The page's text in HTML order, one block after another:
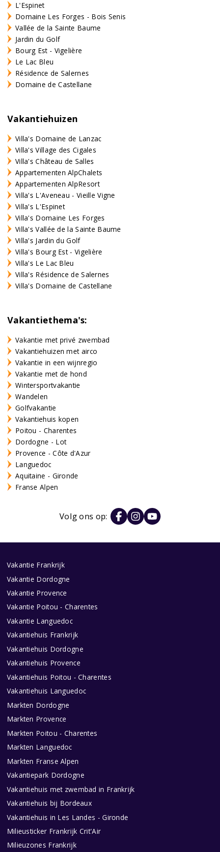
L'Espinet
Domaine Les Forges - Bois Senis
Vallée de la Sainte Baume
Jardin du Golf
Bourg Est - Vigelière
Le Lac Bleu
Résidence de Salernes
Domaine de Castellane
Vakantiehuizen
Villa's Domaine de Lanzac
Villa's Village des Cigales
Villa's Château de Salles
Appartementen AlpChalets
Appartementen AlpResort
Villa's L'Aveneau - Vieille Vigne
Villa's L'Espinet
Villa's Domaine Les Forges
Villa's Vallée de la Sainte Baume
Villa's Jardin du Golf
Villa's Bourg Est - Vigelière
Villa's Le Lac Bleu
Villa's Résidence de Salernes
Villa's Domaine de Castellane
Vakantiethema's:
Vakantie met privé zwembad
Vakantiehuizen met airco
Vakantie in een wijnregio
Vakantie met de hond
Wintersportvakantie
Wandelen
Golfvakantie
Vakantiehuis kopen
Poitou - Charentes
Dordogne - Lot
Provence - Côte d'Azur
Languedoc
Aquitaine - Gironde
Franse Alpen
Volg ons op:
Vakantie Frankrijk
Vakantie Dordogne
Vakantie Provence
Vakantie Poitou - Charentes
Vakantie Languedoc
Vakantiehuis Frankrijk
Vakantiehuis Dordogne
Vakantiehuis Provence
Vakantiehuis Poitou - Charentes
Vakantiehuis Languedoc
Markten Dordogne
Markten Provence
Markten Poitou - Charentes
Markten Languedoc
Markten Franse Alpen
Vakantiepark Dordogne
Vakantiehuis met zwembad in Frankrijk
Vakantiehuis bij Bordeaux
Vakantiehuis in Les Landes - Gironde
Milieusticker Frankrijk Crit'Air
Milieuzones Frankrijk